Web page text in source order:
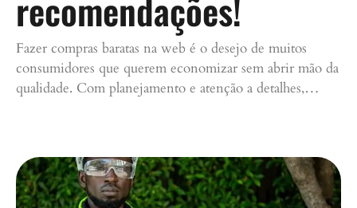
recomendações!
Fazer compras baratas na web é o desejo de muitos
consumidores que querem economizar sem abrir mão da
qualidade. Com planejamento e atenção a detalhes,…